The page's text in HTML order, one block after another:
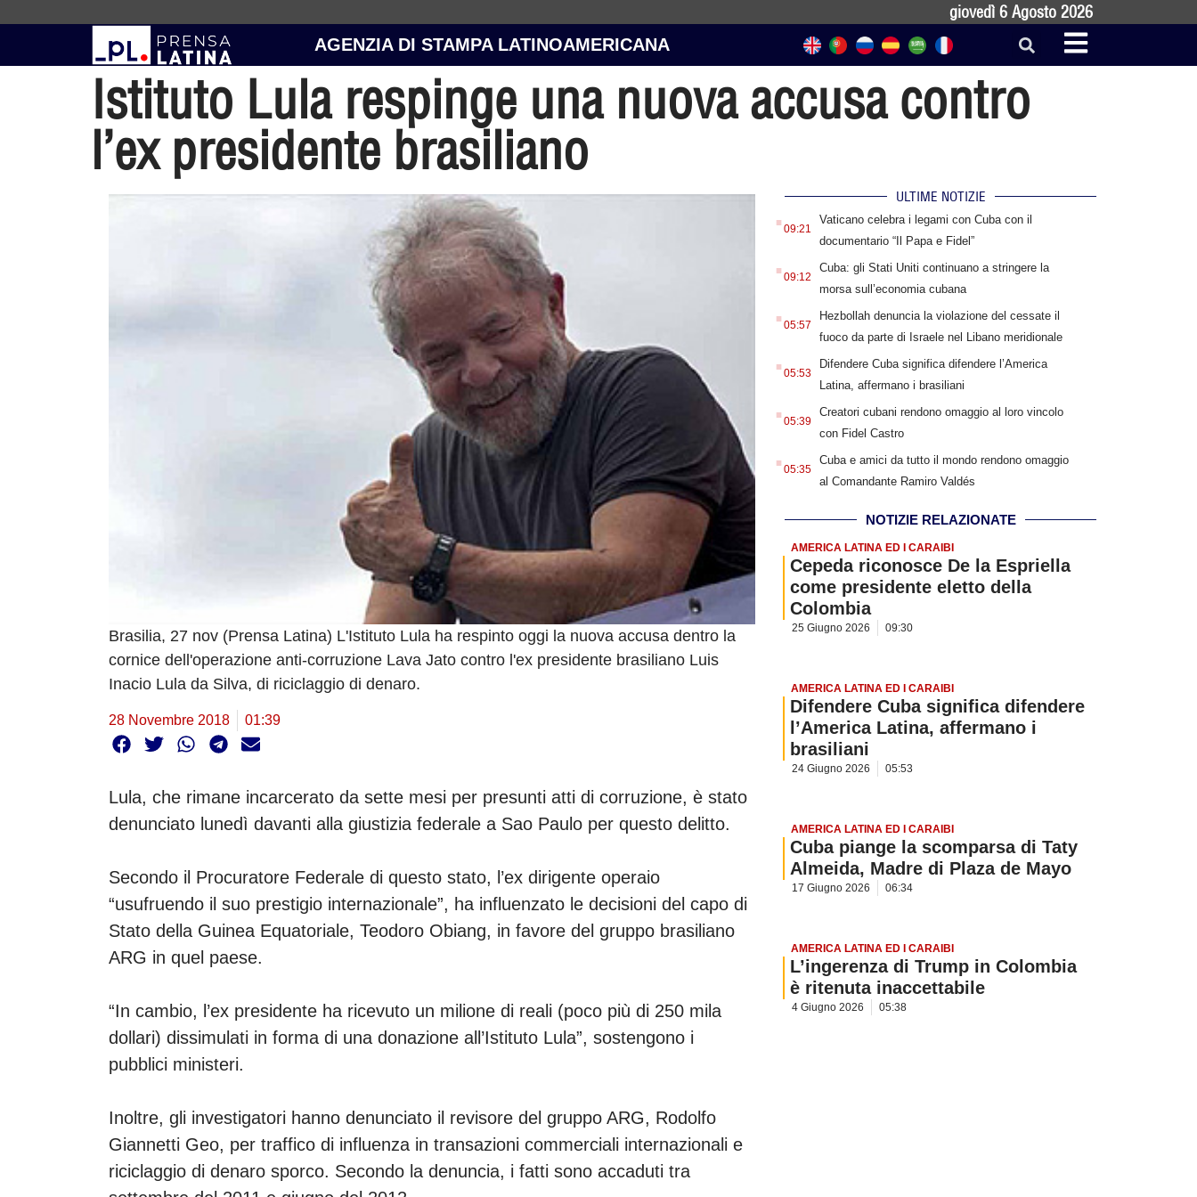
giovedì 6 Agosto 2026
AGENZIA DI STAMPA LATINOAMERICANA
Istituto Lula respinge una nuova accusa contro
l’ex presidente brasiliano
Brasilia, 27 nov (Prensa Latina) L'Istituto Lula ha respinto oggi la nuova accusa dentro la
cornice dell'operazione anti-corruzione Lava Jato contro l'ex presidente brasiliano Luis
Inacio Lula da Silva, di riciclaggio di denaro.
28 Novembre 2018 01:39
Lula, che rimane incarcerato da sette mesi per presunti atti di corruzione, è stato
denunciato lunedì davanti alla giustizia federale a Sao Paulo per questo delitto.
Secondo il Procuratore Federale di questo stato, l’ex dirigente operaio
“usufruendo il suo prestigio internazionale”, ha influenzato le decisioni del capo di
Stato della Guinea Equatoriale, Teodoro Obiang, in favore del gruppo brasiliano
ARG in quel paese.
“In cambio, l’ex presidente ha ricevuto un milione di reali (poco più di 250 mila
dollari) dissimulati in forma di una donazione all’Istituto Lula”, sostengono i
pubblici ministeri.
Inoltre, gli investigatori hanno denunciato il revisore del gruppo ARG, Rodolfo
Giannetti Geo, per traffico di influenza in transazioni commerciali internazionali e
riciclaggio di denaro sporco. Secondo la denuncia, i fatti sono accaduti tra
ULTIME NOTIZIE
. 09:21
Vaticano celebra i legami con Cuba con il
documentario “Il Papa e Fidel”
. 09:12
Cuba: gli Stati Uniti continuano a stringere la
morsa sull’economia cubana
. 05:57
Hezbollah denuncia la violazione del cessate il
fuoco da parte di Israele nel Libano meridionale
. 05:53
Difendere Cuba significa difendere l’America
Latina, affermano i brasiliani
. 05:39
Creatori cubani rendono omaggio al loro vincolo
con Fidel Castro
. 05:35
Cuba e amici da tutto il mondo rendono omaggio
al Comandante Ramiro Valdés
NOTIZIE RELAZIONATE
AMERICA LATINA ED I CARAIBI
Cepeda riconosce De la Espriella
come presidente eletto della
Colombia
25 Giugno 2026 09:30
AMERICA LATINA ED I CARAIBI
Difendere Cuba significa difendere
l’America Latina, affermano i
brasiliani
24 Giugno 2026 05:53
AMERICA LATINA ED I CARAIBI
Cuba piange la scomparsa di Taty
Almeida, Madre di Plaza de Mayo
17 Giugno 2026 06:34
AMERICA LATINA ED I CARAIBI
L’ingerenza di Trump in Colombia
è ritenuta inaccettabile
4 Giugno 2026 05:38